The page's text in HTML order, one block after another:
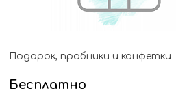
Подарок, пробники и конфетки
Бесплатно